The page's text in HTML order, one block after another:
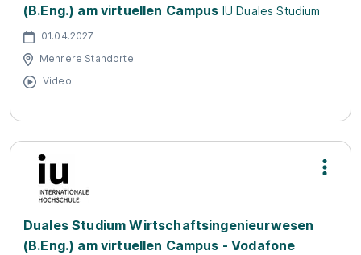
(B.Eng.) am virtuellen Campus IU Duales Studium
01.04.2027
Mehrere Standorte
Video
Duales Studium Wirtschaftsingenieurwesen
(B.Eng.) am virtuellen Campus - Vodafone